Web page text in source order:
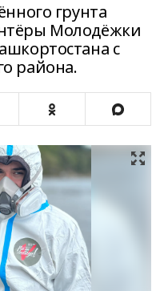
грунта
Молодёжки
с
района.